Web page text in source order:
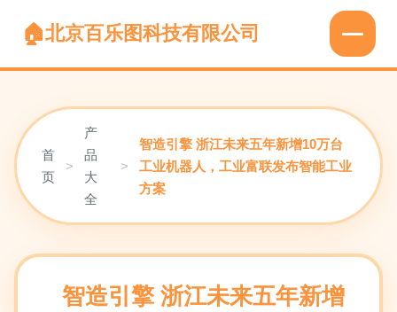
北京百乐图科技有限公司
首
页
>
产
品
大
全
>
智造引擎 浙江未来五年新增10万台
工业机器人，工业富联发布智能工业
方案
智造引擎 浙江未来五年新增